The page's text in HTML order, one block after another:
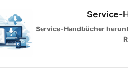
Service-
Service-Handbücher